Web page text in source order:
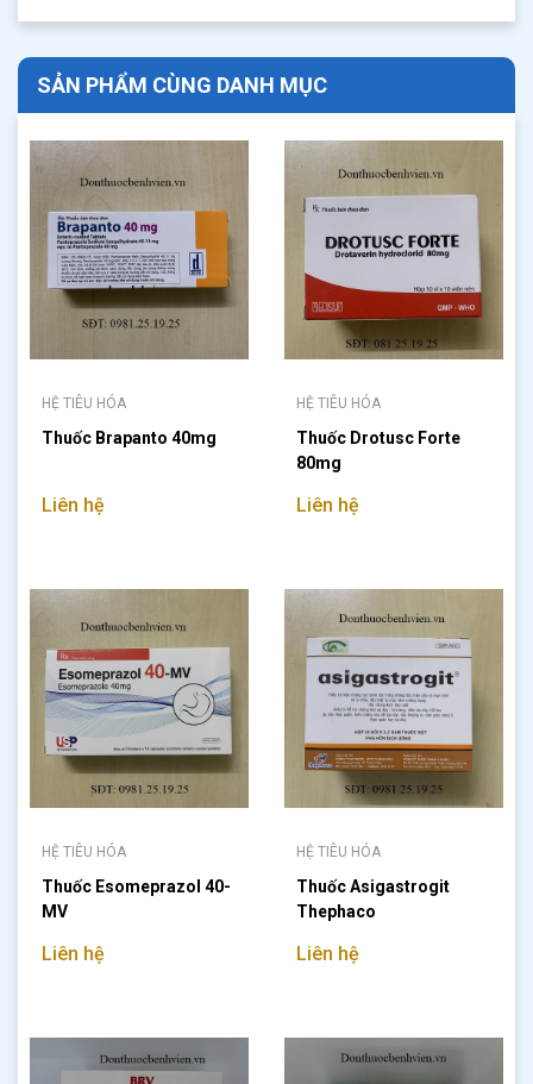
SẢN PHẨM CÙNG DANH MỤC
HỆ TIÊU HÓA
Thuốc Brapanto 40mg
Liên hệ
HỆ TIÊU HÓA
Thuốc Drotusc Forte
80mg
Liên hệ
HỆ TIÊU HÓA
Thuốc Esomeprazol 40-
MV
Liên hệ
HỆ TIÊU HÓA
Thuốc Asigastrogit
Thephaco
Liên hệ